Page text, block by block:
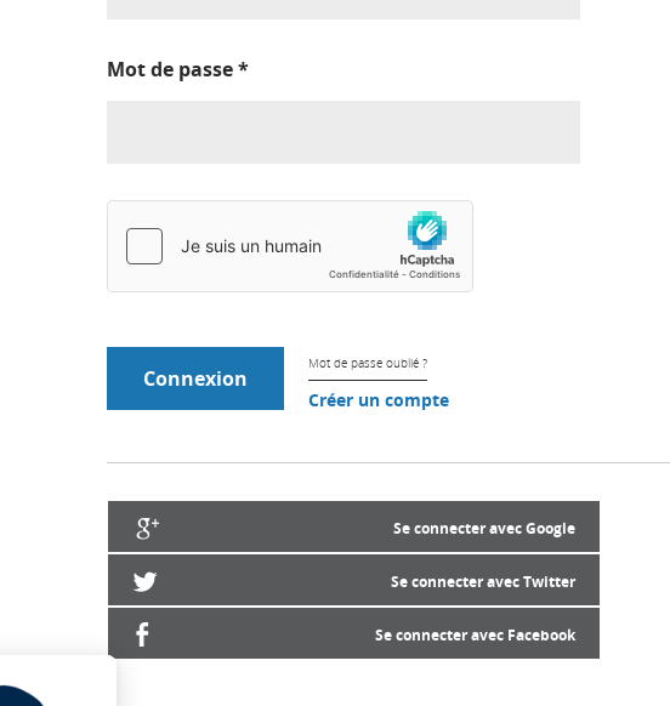
Mot de passe*
Mot de passe oublié ?
Créer un compte
Se connecter avec Google
Se connecter avec Twitter
Se connecter avec Facebook